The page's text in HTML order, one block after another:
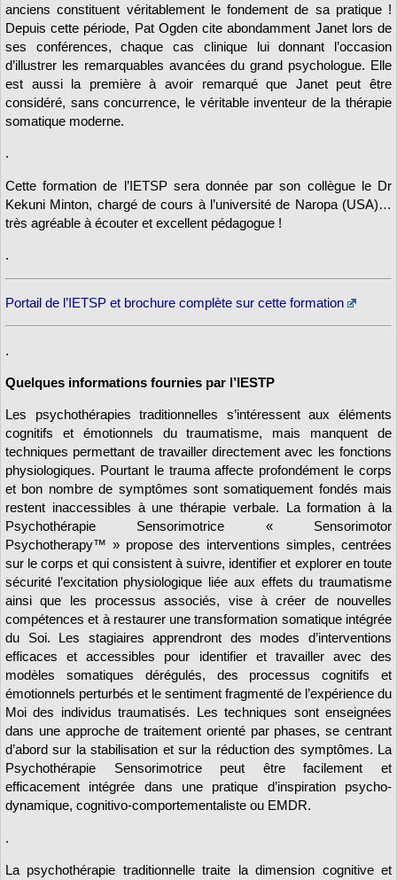
anciens constituent véritablement le fondement de sa pratique !
Depuis cette période, Pat Ogden cite abondamment Janet lors de
ses conférences, chaque cas clinique lui donnant l’occasion
d’illustrer les remarquables avancées du grand psychologue. Elle
est aussi la première à avoir remarqué que Janet peut être
considéré, sans concurrence, le véritable inventeur de la thérapie
somatique moderne.
.
Cette formation de l’IETSP sera donnée par son collègue le Dr
Kekuni Minton, chargé de cours à l’université de Naropa (USA)…
très agréable à écouter et excellent pédagogue !
.
Portail de l’IETSP et brochure complète sur cette formation
.
Quelques informations fournies par l’IESTP
Les psychothérapies traditionnelles s’intéressent aux éléments
cognitifs et émotionnels du traumatisme, mais manquent de
techniques permettant de travailler directement avec les fonctions
physiologiques. Pourtant le trauma affecte profondément le corps
et bon nombre de symptômes sont somatiquement fondés mais
restent inaccessibles à une thérapie verbale. La formation à la
Psychothérapie Sensorimotrice « Sensorimotor
Psychotherapy™ » propose des interventions simples, centrées
sur le corps et qui consistent à suivre, identifier et explorer en toute
sécurité l’excitation physiologique liée aux effets du traumatisme
ainsi que les processus associés, vise à créer de nouvelles
compétences et à restaurer une transformation somatique intégrée
du Soi. Les stagiaires apprendront des modes d’interventions
efficaces et accessibles pour identifier et travailler avec des
modèles somatiques dérégulés, des processus cognitifs et
émotionnels perturbés et le sentiment fragmenté de l’expérience du
Moi des individus traumatisés. Les techniques sont enseignées
dans une approche de traitement orienté par phases, se centrant
d’abord sur la stabilisation et sur la réduction des symptômes. La
Psychothérapie Sensorimotrice peut être facilement et
efficacement intégrée dans une pratique d’inspiration psycho-
dynamique, cognitivo-comportementaliste ou EMDR.
.
La psychothérapie traditionnelle traite la dimension cognitive et